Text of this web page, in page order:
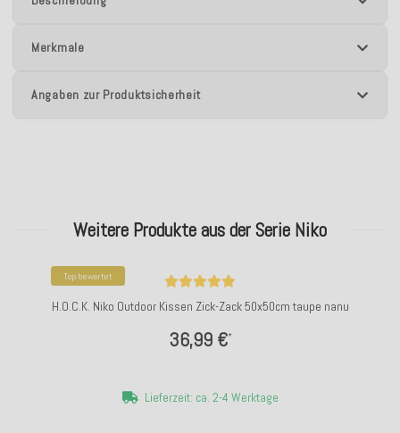
Merkmale
Angaben zur Produktsicherheit
Weitere Produkte aus der Serie Niko
Top bewertet
H.O.C.K. Niko Outdoor Kissen Zick-Zack 50x50cm taupe nanu
36,99 €*
Lieferzeit: ca. 2-4 Werktage